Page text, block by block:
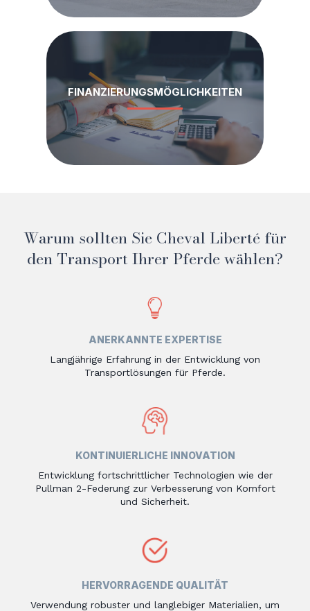
FINANZIERUNGSMÖGLICHKEITEN
Warum sollten Sie Cheval Liberté für
den Transport Ihrer Pferde wählen?
ANERKANNTE EXPERTISE
Langjährige Erfahrung in der Entwicklung von
Transportlösungen für Pferde.
KONTINUIERLICHE INNOVATION
Entwicklung fortschrittlicher Technologien wie der
Pullman 2-Federung zur Verbesserung von Komfort
und Sicherheit.
HERVORRAGENDE QUALITÄT
Verwendung robuster und langlebiger Materialien, um